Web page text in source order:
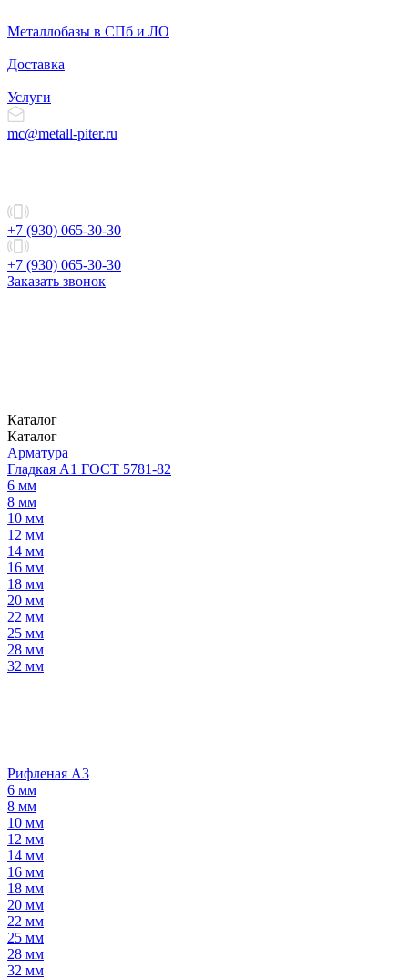
Металлобазы в СПб и ЛО
Доставка
Услуги
mc@metall-piter.ru
+7 (930) 065-30-30
+7 (930) 065-30-30
Заказать звонок
Каталог
Каталог
Арматура
Гладкая А1 ГОСТ 5781-82
6 мм
8 мм
10 мм
12 мм
14 мм
16 мм
18 мм
20 мм
22 мм
25 мм
28 мм
32 мм
Рифленая А3
6 мм
8 мм
10 мм
12 мм
14 мм
16 мм
18 мм
20 мм
22 мм
25 мм
28 мм
32 мм